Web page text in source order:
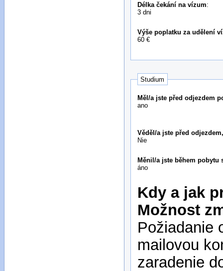
Délka čekání na vízum:
3 dni
Výše poplatku za udělení
60 €
Studium
Měl/a jste před odjezdem
ano
Věděl/a jste před
Nie
Měnil/a jste během
áno
Kdy a jak
Možnost
Požiadanie
mailovou
zaradenie